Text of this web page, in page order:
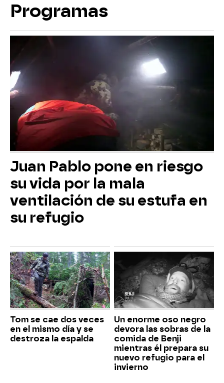
Programas
Juan Pablo pone en riesgo
su vida por la mala
ventilación de su estufa en
su refugio
Tom se cae dos veces
en el mismo día y se
destroza la espalda
Un enorme oso negro
devora las sobras de la
comida de Benji
mientras él prepara su
nuevo refugio para el
invierno